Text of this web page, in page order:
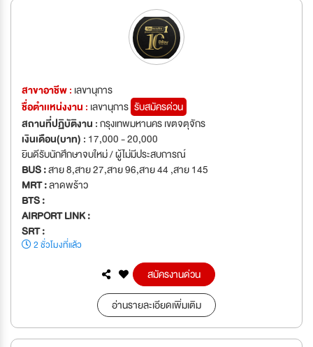
สาขาอาชีพ : เลขานุการ
ชื่อตำเเหน่งงาน : เลขานุการ รับสมัครด่วน
สถานที่ปฏิบัติงาน :กรุงเทพมหานคร เขตจตุจักร
เงินเดือน(บาท) : 17,000 - 20,000
ยินดีรับนักศึกษาจบใหม่ / ผู้ไม่มีประสบการณ์
BUS :สาย 8,สาย 27,สาย 96,สาย 44 ,สาย 145
MRT :ลาดพร้าว
BTS :
AIRPORT LINK :
SRT :
2 ชั่วโมงที่แล้ว
สมัครงานด่วน
อ่านรายละเอียดเพิ่มเติม